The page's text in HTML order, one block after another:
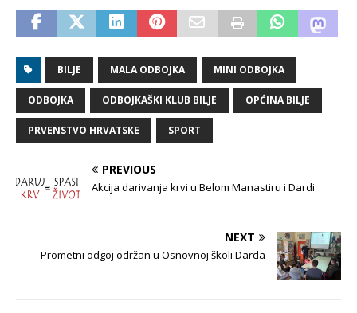
BILJE MALA ODBOJKA MINI ODBOJKA
ODBOJKA ODBOJKAŠKI KLUB BILJE OPĆINA BILJE
PRVENSTVO HRVATSKE SPORT
PREVIOUS
Akcija darivanja krvi u Belom Manastiru i Dardi
NEXT
Prometni odgoj održan u Osnovnoj školi Darda